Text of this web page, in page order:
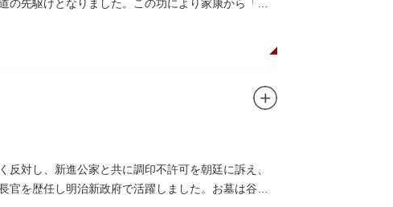
先駆けとなりました。この功により家康から「主
対し、新進公家と共に調印不許可を朝廷に訴え、
を歴任し明治新政府で活躍しました。お墓は谷中